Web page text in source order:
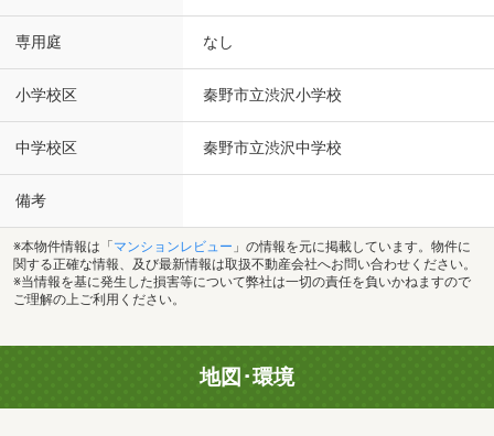
専用庭 なし
小学校区 秦野市立渋沢小学校
中学校区 秦野市立渋沢中学校
備考
※本物件情報は「 マンションレビュー 」の情報を元に掲載しています。物件に
関する正確な情報、及び最新情報は取扱不動産会社へお問い合わせください。
※当情報を基に発生した損害等について弊社は一切の責任を負いかねますので
ご理解の上ご利用ください。
地図･環境